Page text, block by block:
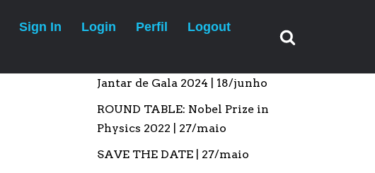
Sign In Login Perfil
Logout
Jantar de Gala 2024 | 18/junho
ROUND TABLE: Nobel Prize in
Physics 2022 | 27/maio
SAVE THE DATE | 27/maio